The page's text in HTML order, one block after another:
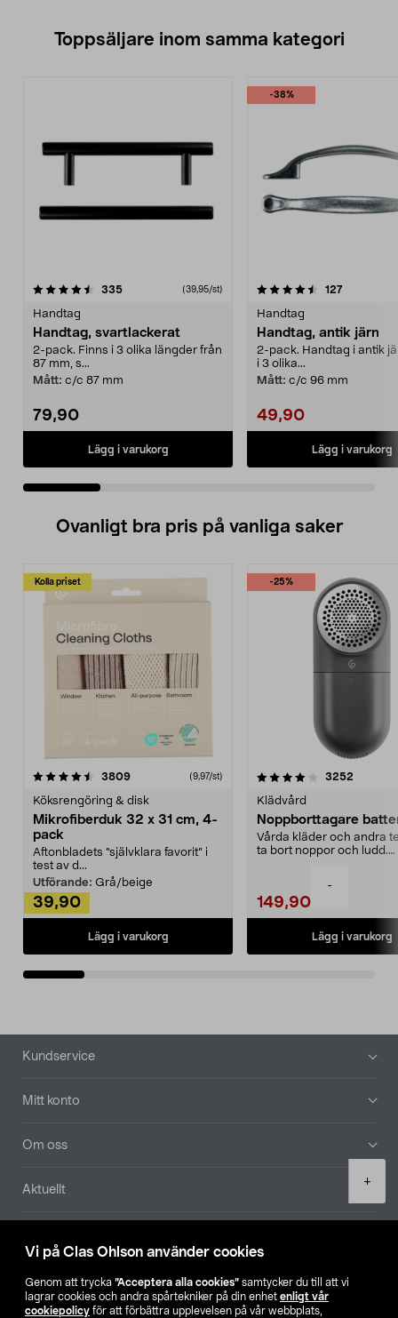
Vi på Clas Ohlson använder cookies
Genom att trycka ”Acceptera alla cookies” samtycker du till att vi
lagrar cookies och andra spårtekniker på din enhet enligt vår
cookiepolicy för att förbättra upplevelsen på vår webbplats,
-
+
Toppsäljare inom samma kategori
335recensioner (39,95/st)
Handtag
Handtag, svartlackerat
2-pack. Finns i 3 olika längder från
87 mm, s...
Mått: c/c 87 mm
79,90
Lägg i varukorg
-38%
4.5 av 5 stjärnor 127
Handtag
Handtag, antik järn
2-pack. Handtag i antik
i 3 olika...
Mått: c/c 96 mm
49,90
Lägg i varukorg
4.5 av 5 stjärnor
Ovanligt bra pris på vanliga saker
Kolla priset
3809recensioner (9,97/st)
Köksrengöring & disk
Mikrofiberduk 32 x 31 cm, 4-
pack
Aftonbladets "självklara favorit” i
test av d...
Utförande: Grå/beige
39,90
Lägg i varukorg
-25%
4.0av 5 stjärnor 3252
Klädvård
Noppborttagare
Vårda kläder och andra
ta bort noppor och ludd.
149,90
Lägg i varukorg
4.5av 5 stjärnor
Sidfot
Kundservice
Mitt konto
Om oss
Aktuellt
Hitta butik